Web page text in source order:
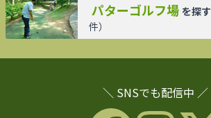
パターゴルフ場 を探す
件）
＼ SNSでも配信中 ／